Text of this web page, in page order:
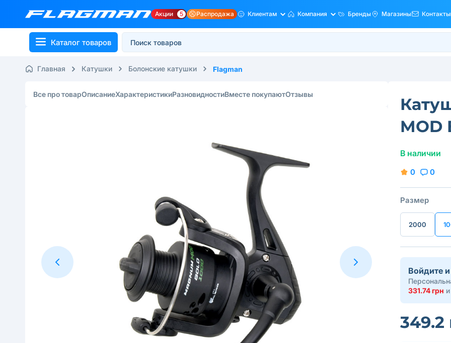
Акции 5 Распродажа Клиентам Компания Бренды Магазины Контакты
Каталог товаров
Главная Катушки Болонские катушки Flagman
Все про товарОписаниеХарактеристикиРазновидностиВместе покупаютОтзывы
MOD
В наличии
0 0
Размер
2000
Войдите
331.74 грн
349.2